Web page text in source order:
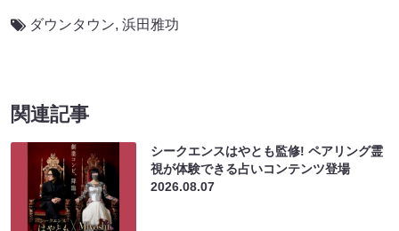
ダウンタウン, 浜田雅功
関連記事
シークエンスはやとも監修! ペアリング霊
視が体験できる占いコンテンツ登場
2026.08.07